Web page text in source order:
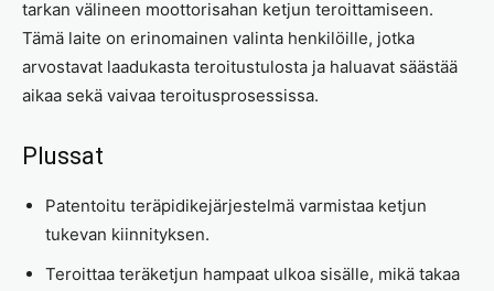
tarkan välineen moottorisahan ketjun teroittamiseen.
Tämä laite on erinomainen valinta henkilöille, jotka
arvostavat laadukasta teroitustulosta ja haluavat säästää
aikaa sekä vaivaa teroitusprosessissa.
Plussat
Patentoitu teräpidikejärjestelmä varmistaa ketjun
tukevan kiinnityksen.
Teroittaa teräketjun hampaat ulkoa sisälle, mikä takaa